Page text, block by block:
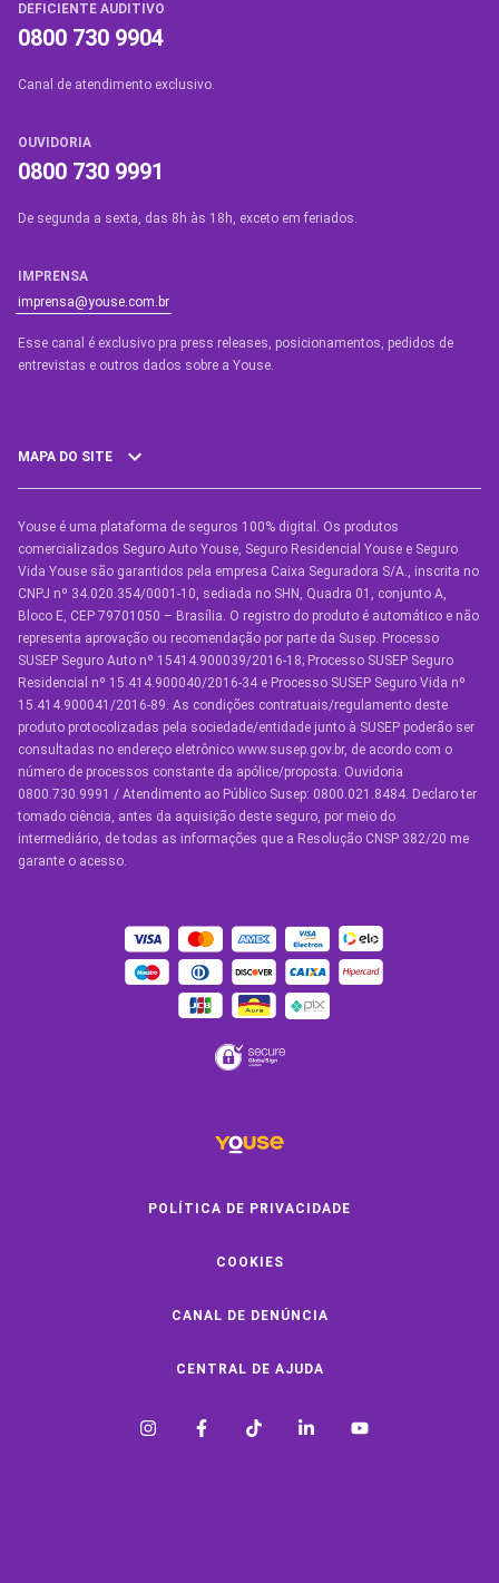
DEFICIENTE AUDITIVO
0800 730 9904
Canal de atendimento exclusivo.
OUVIDORIA
0800 730 9991
De segunda a sexta, das 8h às 18h, exceto em feriados.
IMPRENSA
imprensa@youse.com.br
Esse canal é exclusivo pra press releases, posicionamentos, pedidos de
entrevistas e outros dados sobre a Youse.​
MAPA DO SITE
SEGUROS
Seguro Auto
Seguro Auto para Terceiros
Seguro por Marcas de Carro
Seguro Residencial
Seguro de Vida
Manual de Assistências
Condições Gerais
OUTROS SERVIÇOS
Youse é uma plataforma de seguros 100% digital. Os produtos
comercializados Seguro Auto Youse, Seguro Residencial Youse e Seguro
Vida Youse são garantidos pela empresa Caixa Seguradora S/A., inscrita no
CNPJ nº 34.020.354/0001-10, sediada no SHN, Quadra 01, conjunto A,
Bloco E, CEP 79701050 – Brasília. O registro do produto é automático e não
representa aprovação ou recomendação por parte da Susep. Processo
SUSEP Seguro Auto nº 15414.900039/2016-18; Processo SUSEP Seguro
Residencial nº 15.414.900040/2016-34 e Processo SUSEP Seguro Vida nº
15.414.900041/2016-89. As condições contratuais/regulamento deste
produto protocolizadas pela sociedade/entidade junto à SUSEP poderão ser
consultadas no endereço eletrônico www.susep.gov.br, de acordo com o
número de processos constante da apólice/proposta. Ouvidoria
0800.730.9991 / Atendimento ao Público Susep: 0800.021.8484. Declaro ter
tomado ciência, antes da aquisição deste seguro, por meio do
intermediário, de todas as informações que a Resolução CNSP 382/20 me
garante o acesso.
POLÍTICA DE PRIVACIDADE
COOKIES
CANAL DE DENÚNCIA
CENTRAL DE AJUDA